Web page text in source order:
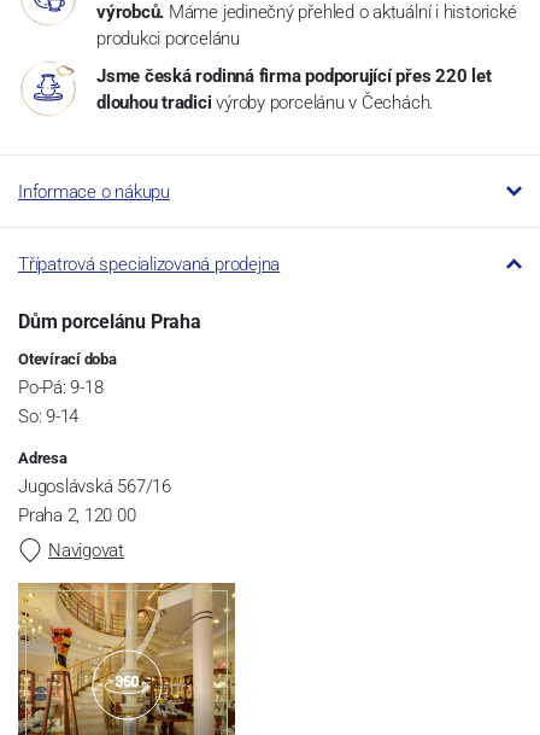
výrobců. Máme jedinečný přehled o aktuální i historické
produkci porcelánu
Jsme česká rodinná firma podporující přes 220 let
dlouhou tradici výroby porcelánu v Čechách.
Informace o nákupu
Třípatrová specializovaná prodejna
Dům porcelánu Praha
Otevírací doba
Po-Pá: 9-18
So: 9-14
Adresa
Jugoslávská 567/16
Praha 2, 120 00
Navigovat